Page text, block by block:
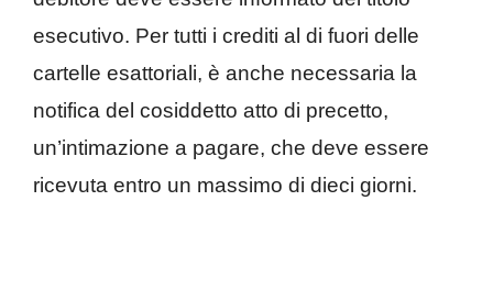
esecutivo. Per tutti i crediti al di fuori delle
cartelle esattoriali, è anche necessaria la
notifica del cosiddetto atto di precetto,
un’intimazione a pagare, che deve essere
ricevuta entro un massimo di dieci giorni.